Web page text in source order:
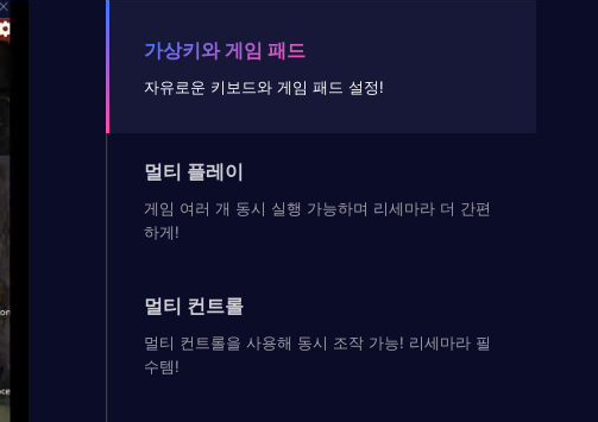
가상키와 게임 패드
자유로운 키보드와 게임 패드 설정!
멀티 플레이
게임 여러 개 동시 실행 가능하며 리세마라 더 간편
하게!
멀티 컨트롤
멀티 컨트롤을 사용해 동시 조작 가능! 리세마라 필
수템!